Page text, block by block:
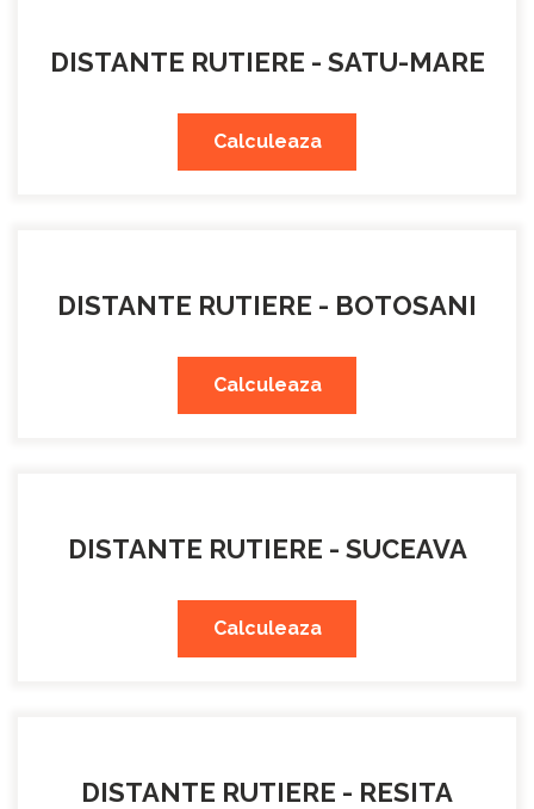
DISTANTE RUTIERE - SATU-MARE
Calculeaza
DISTANTE RUTIERE - BOTOSANI
Calculeaza
DISTANTE RUTIERE - SUCEAVA
Calculeaza
DISTANTE RUTIERE - RESITA